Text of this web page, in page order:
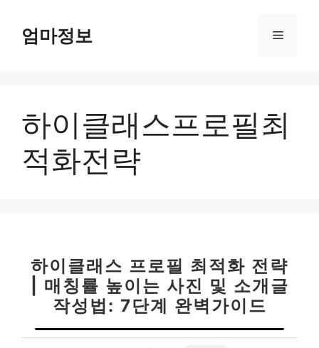
엄마정보 메
하이클래스프로필최
적화전략
하이클래스 프로필 최적화 전략
| 매칭률 높이는 사진 및 소개글
작성법: 7단계 완벽가이드